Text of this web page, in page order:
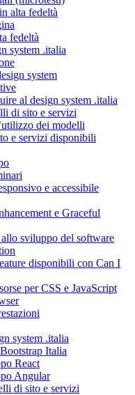
alta fedeltà
fedeltà
system .italia
system
al design system .italia
di sito e servizi
dei modelli
e servizi disponibili
e accessibile
e Graceful
sviluppo del software
disponibili con Can I
per CSS e JavaScript
system .italia
Italia
React
Angular
di sito e servizi